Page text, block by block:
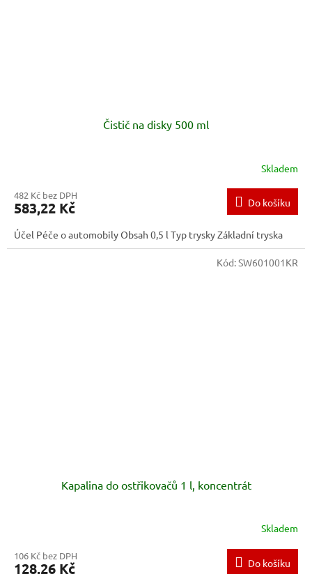
Čistič na disky 500 ml
Skladem
482 Kč bez DPH
583,22 Kč Do košíku
Účel Péče o automobily Obsah 0,5 l Typ trysky Základní tryska
Kapalina do ostřikovačů 1 l, koncentrát
Skladem
106 Kč bez DPH
128,26 Kč Do košíku
Kód:SW601001KR